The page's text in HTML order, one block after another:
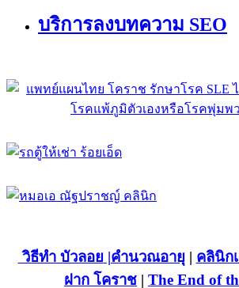
บริการลงบทความ SEO
วิธีทำ บัวลอย |คำนวณอายุ | คลินิก
ฝาก โคราช | The End of